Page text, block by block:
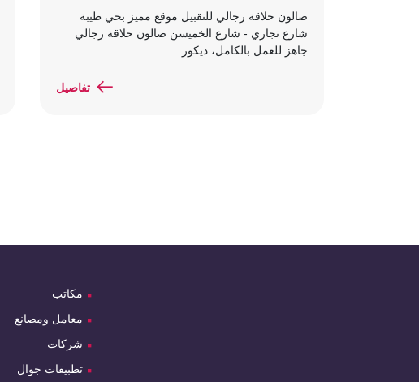
صالون حلاقة رجالي للتقبيل موقع مميز بحي طيبة
شارع تجاري - شارع الخميسن صالون حلاقة رجالي
جاهز للعمل بالكامل، ديكور...
تفاصيل
مكاتب
معامل ومصانع
شركات
تطبيقات جوال